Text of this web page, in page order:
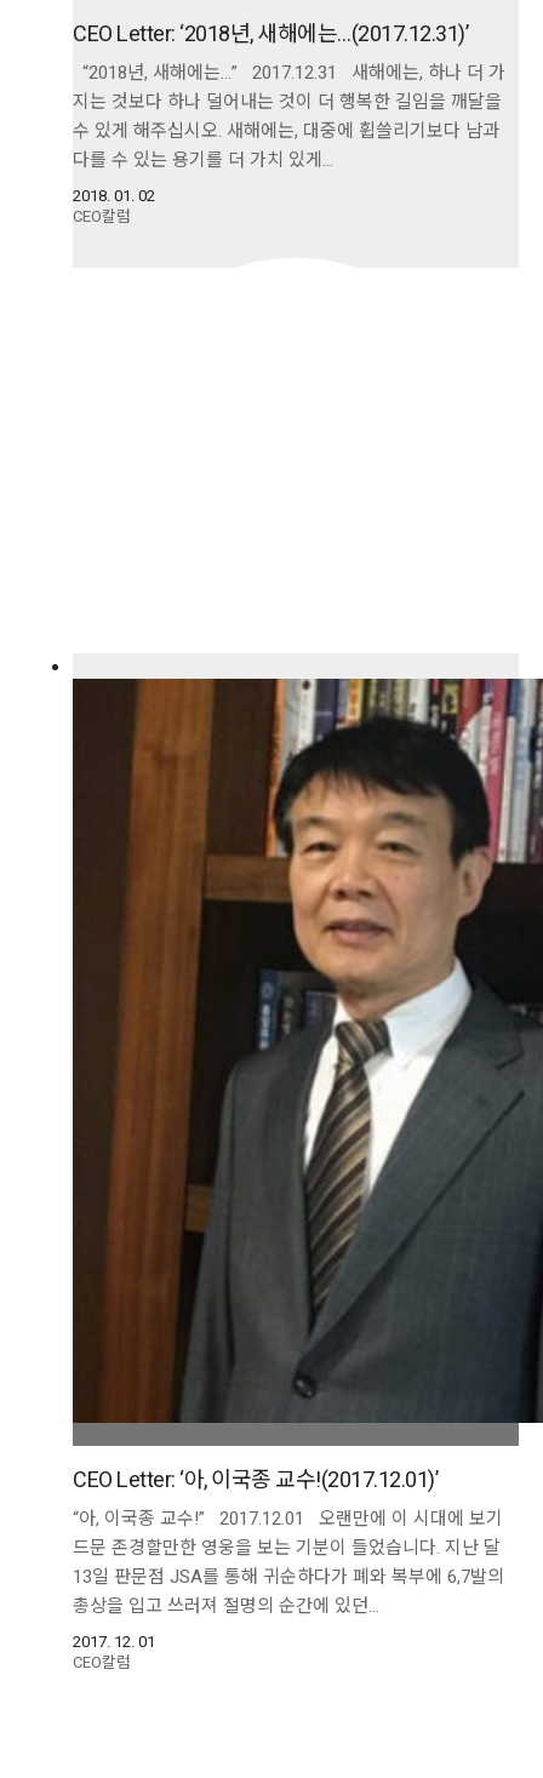
CEO Letter: ‘2018년, 새해에는…(2017.12.31)’
“2018년, 새해에는…” 2017.12.31 새해에는, 하나 더 가
지는 것보다 하나 덜어내는 것이 더 행복한 길임을 깨달을
수 있게 해주십시오. 새해에는, 대중에 휩쓸리기보다 남과
다를 수 있는 용기를 더 가치 있게…
2018. 01. 02
CEO칼럼
CEO Letter: ‘아, 이국종 교수!(2017.12.01)’
“아, 이국종 교수!” 2017.12.01 오랜만에 이 시대에 보기
드문 존경할만한 영웅을 보는 기분이 들었습니다. 지난 달
13일 판문점 JSA를 통해 귀순하다가 폐와 복부에 6,7발의
총상을 입고 쓰러져 절명의 순간에 있던…
2017. 12. 01
CEO칼럼